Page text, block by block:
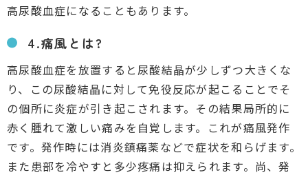
高尿酸血症になることもあります。
4.痛風とは?
高尿酸血症を放置すると尿酸結晶が少しずつ大きくな
り、この尿酸結晶に対して免役反応が起こることでそ
の個所に炎症が引き起こされます。その結果局所的に
赤く腫れて激しい痛みを自覚します。これが痛風発作
です。発作時には消炎鎮痛薬などで症状を和らげます。
また患部を冷やすと多少疼痛は抑えられます。尚、発